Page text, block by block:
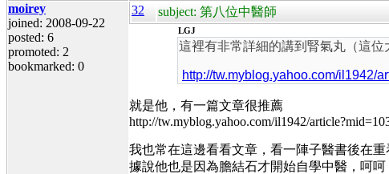
moirey
joined: 2008-09-22
posted: 6
promoted: 2
bookmarked: 0
32 subject: 第八位中醫師
LGJ
這裡有非常詳細的講到腎氣丸（這位
http://tw.myblog.yahoo.com/il1942/
就是他，有一篇文章很推薦
http://tw.myblog.yahoo.com/il1942/
我也常在這邊看看文章，看一陣子醫書後在重
據說他也是因為膽結石才開始自學中醫，呵